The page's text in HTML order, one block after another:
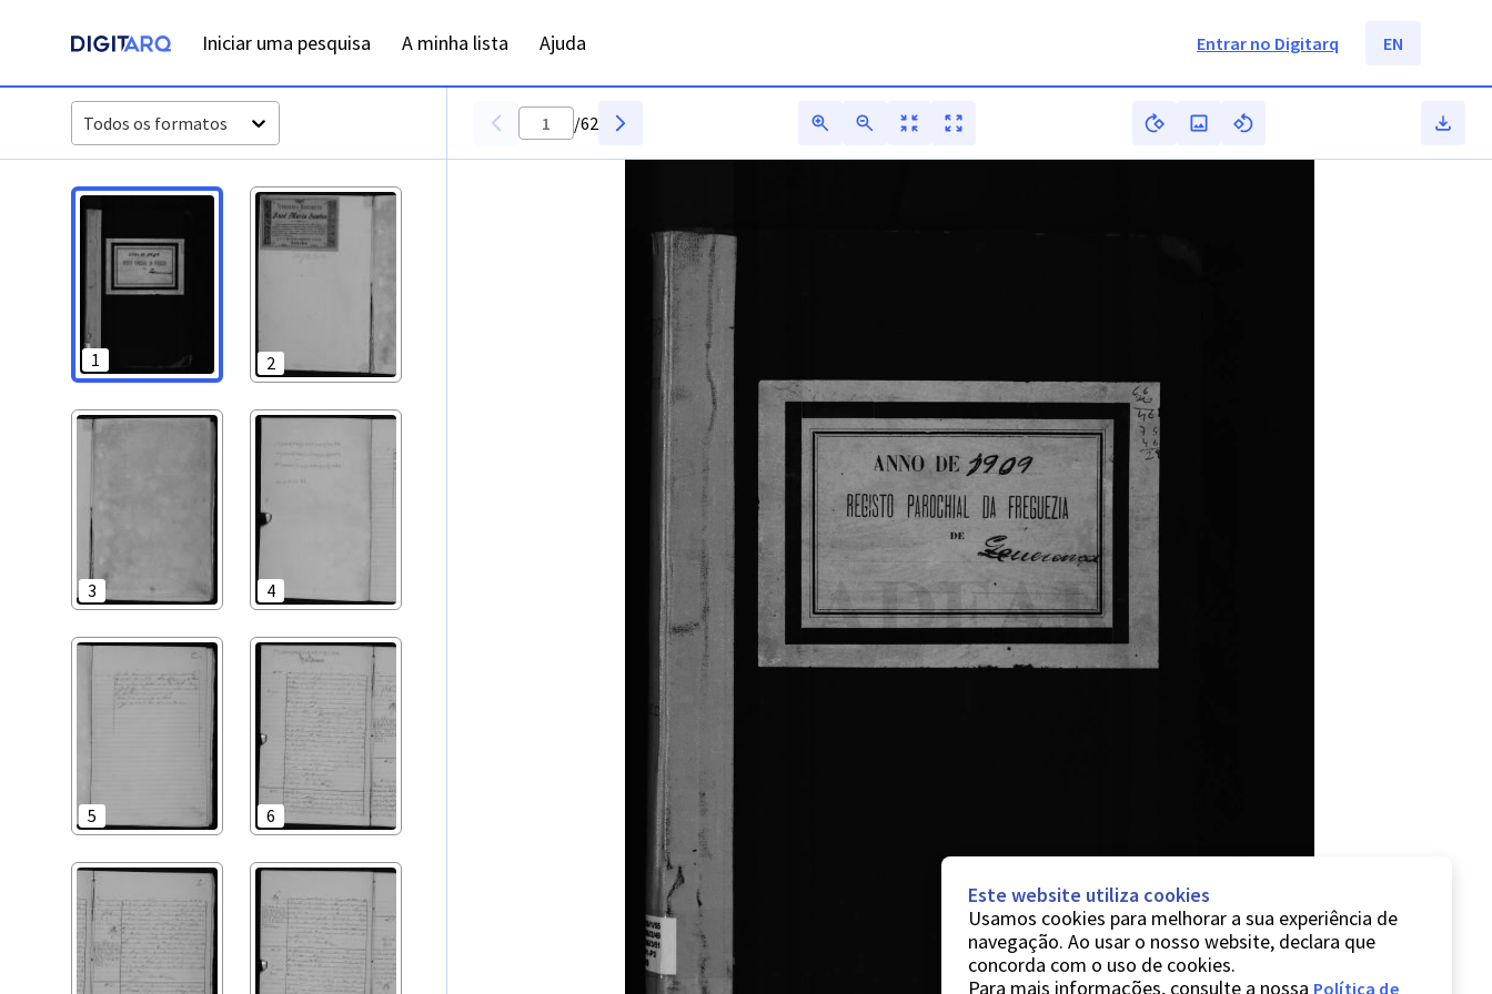
Iniciar uma pesquisa A minha lista Ajuda Entrar no Digitarq EN
Todos os formatos
1 2
3 4
5 6
/62
Este website utiliza cookies
Usamos cookies para melhorar a sua experiência de
navegação. Ao usar o nosso website, declara que
concorda com o uso de cookies.
Para mais informações, consulte a nossa Política de